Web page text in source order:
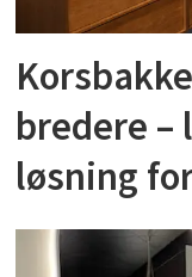
bredere –
løsning